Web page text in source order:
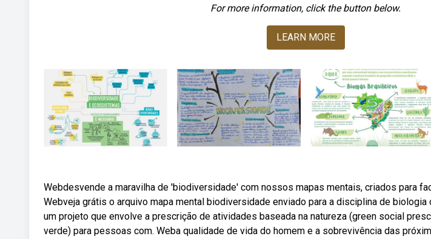
For more information, click the button below.
LEARN MORE
Webdesvende a maravilha de 'biodiversidade' com nossos mapas mentais, criados para
Webveja grátis o arquivo mapa mental biodiversidade enviado para a disciplina de biologia
um projeto que envolve a prescrição de atividades baseada na natureza (green social
verde) para pessoas com. Weba qualidade de vida do homem e a sobrevivência das